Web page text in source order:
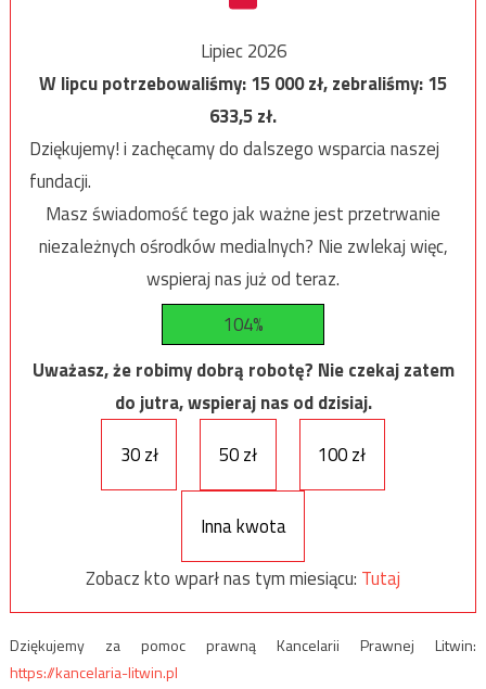
Lipiec 2026
W lipcu potrzebowaliśmy:15 000zł, zebraliśmy:15
633,5zł.
Dziękujemy! i zachęcamy do dalszego wsparcia naszej
fundacji.
Masz świadomość tego jak ważne jest przetrwanie
niezależnych ośrodków medialnych? Nie zwlekaj więc,
wspieraj nas już od teraz.
104%
Uważasz, że robimy dobrą robotę? Nie czekaj zatem
do jutra, wspieraj nas od dzisiaj.
30 zł
50 zł 100 zł
Inna kwota
Zobacz kto wparł nas tym miesiącu: Tutaj
Dziękujemy za pomoc prawną Kancelarii Prawnej Litwin:
https://kancelaria-litwin.pl